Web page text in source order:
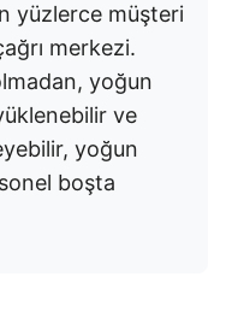
yüzlerce müşteri
merkezi.
yoğun
ve
yoğun
boşta